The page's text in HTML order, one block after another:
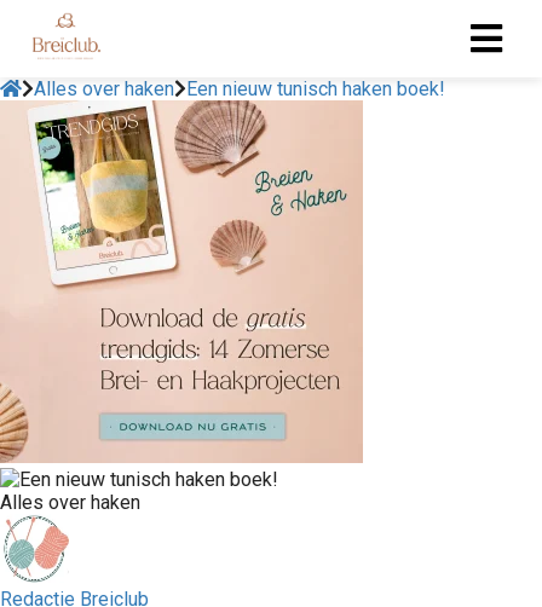
Alles over haken Een nieuw tunisch haken boek!
Alles over haken
Redactie Breiclub